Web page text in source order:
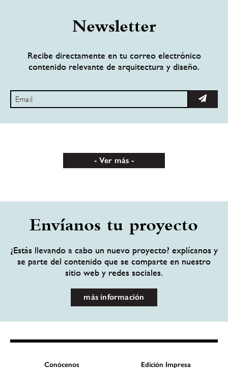
Newsletter
Recibe directamente en tu correo electrónico
contenido relevante de arquitectura y diseño.
Ver más
Envíanos tu proyecto
¿Estás llevando a cabo un nuevo proyecto? explícanos y
se parte del contenido que se comparte en nuestro
sitio web y redes sociales.
más información
Conócenos Edición Impresa